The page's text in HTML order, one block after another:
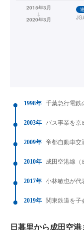
2015年3月
↓
2020年3月
1998年 千葉急行電鉄
2003年 バス事業を京
2009年 帝都自動車交
2010年 成田空港線（
2017年 小林敏也が代
2019年 関東鉄道を子
日暮里から成田空